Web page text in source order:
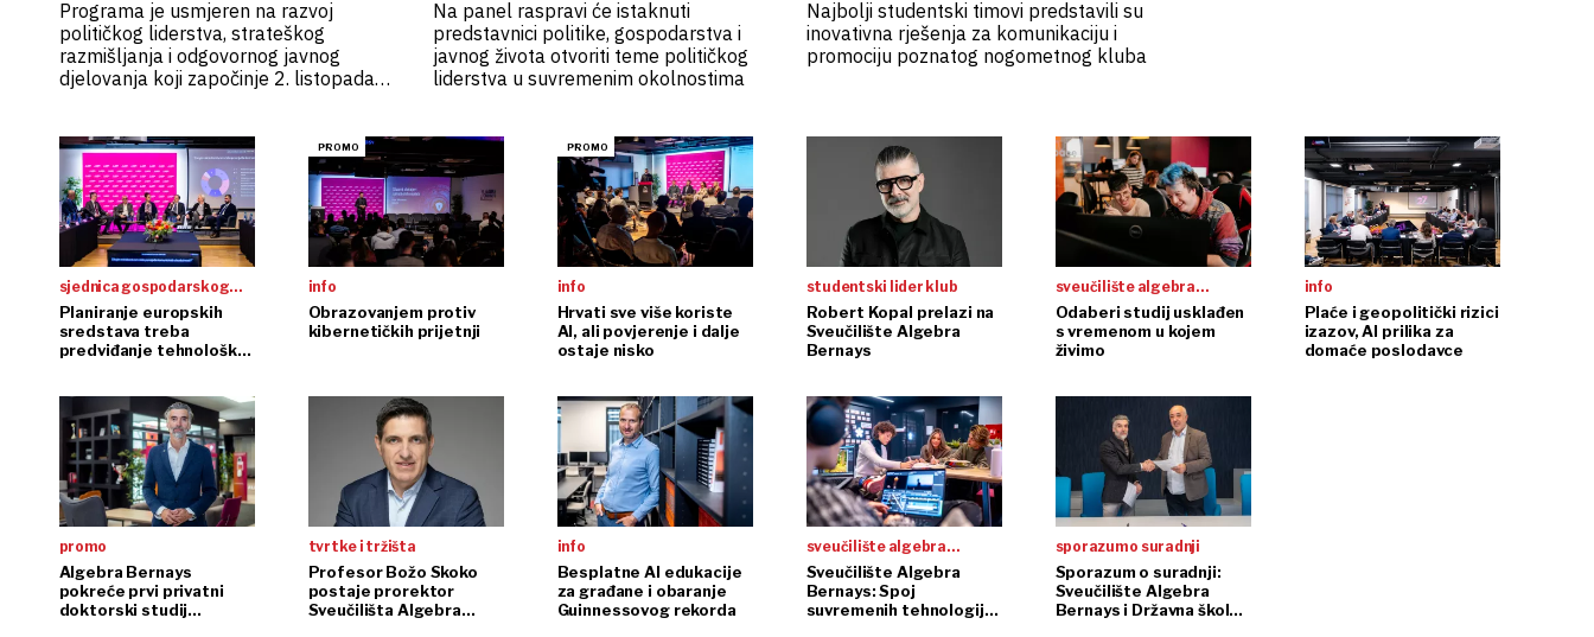
Programa je usmjeren na razvoj
političkog liderstva, strateškog
razmišljanja i odgovornog javnog
djelovanja koji započinje 2. listopada
Na panel raspravi će istaknuti
predstavnici politike, gospodarstva i
javnog života otvoriti teme političkog
liderstva u suvremenim okolnostima
Najbolji studentski timovi predstavili su
inovativna rješenja za komunikaciju i
promociju poznatog nogometnog kluba
sjednica gospodarskog
savjeta sveučilišta
algebra bernays
Planiranje europskih
sredstava treba
predviđanje tehnoloških
info
Obrazovanjem protiv
kibernetičkih prijetnji
info
Hrvati sve više koriste
AI, ali povjerenje i dalje
ostaje nisko
studentski lider klub
Robert Kopal prelazi na
Sveučilište Algebra
Bernays
sveučilište algebra
bernays
Odaberi studij usklađen
s vremenom u kojem
živimo
info
Plaće i geopolitički rizici
izazov, AI prilika za
domaće poslodavce
promo
Algebra Bernays
pokreće prvi privatni
doktorski studij
tvrtke i tržišta
Profesor Božo Skoko
postaje prorektor
Sveučilišta Algebra
info
Besplatne AI edukacije
za građane i obaranje
Guinnessovog rekorda
sveučilište algebra
bernays
Sveučilište Algebra
Bernays: Spoj
suvremenih tehnologija i
sporazum o suradnji
Sporazum o suradnji:
Sveučilište Algebra
Bernays i Državna škola